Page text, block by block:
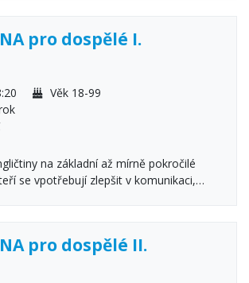
pro dospělé I.
Věk 18-99
na základní až mírně pokročilé
se vpotřebují zlepšit v komunikaci,
pro dospělé II.